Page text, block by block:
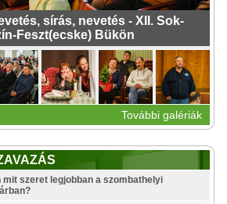
sírás, nevetés - XII. Sok-
Feszt(ecske) Bükön
További galériák
mit szeret legjobban a szombathelyi